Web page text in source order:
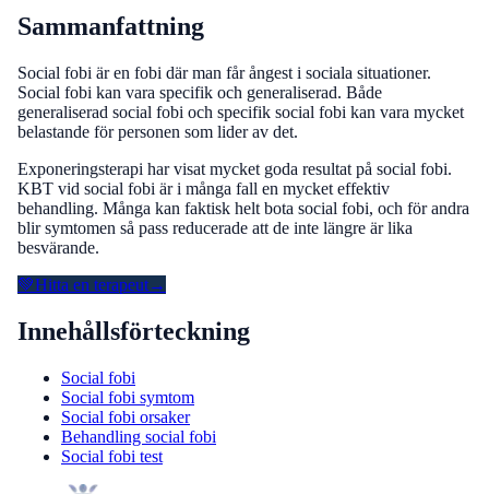
Sammanfattning
Social fobi är en fobi där man får ångest i sociala situationer.
Social fobi kan vara specifik och generaliserad. Både
generaliserad social fobi och specifik social fobi kan vara mycket
belastande för personen som lider av det.
Exponeringsterapi har visat mycket goda resultat på social fobi.
KBT vid social fobi är i många fall en mycket effektiv
behandling. Många kan faktisk helt bota social fobi, och för andra
blir symtomen så pass reducerade att de inte längre är lika
besvärande.
💚Hitta en terapeut→
Innehållsförteckning
Social fobi
Social fobi symtom
Social fobi orsaker
Behandling social fobi
Social fobi test